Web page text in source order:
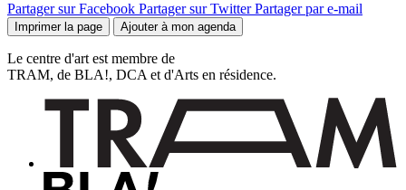
Partager sur Facebook Partager sur Twitter Partager par e-mail
Imprimer la page Ajouter à mon agenda
Le centre d'art est membre de
TRAM, de BLA!, DCA et d'Arts en résidence.